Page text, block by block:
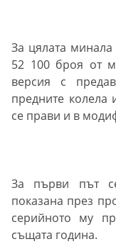
За цялата
52 100 броя от
версия с
предните колела
се прави и в
За първи път
показана през
серийното му
същата година.